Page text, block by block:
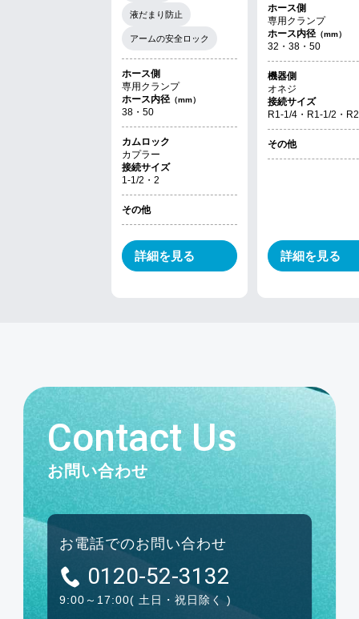
Contact Us
お問い合わせ
お電話でのお問い合わせ
0120-52-3132
9:00～17:00( 土日・祝日除く )